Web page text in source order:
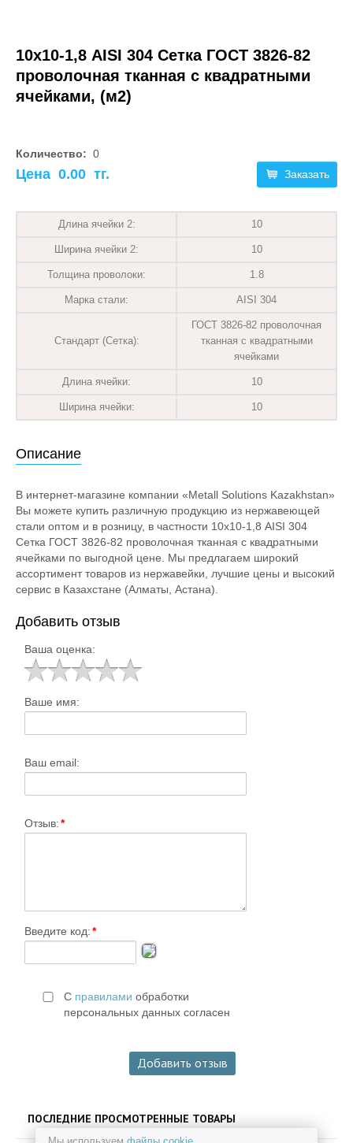
10х10-1,8 AISI 304 Сетка ГОСТ 3826-82
проволочная тканная с квадратными
ячейками, (м2)
Количество: 0
Заказать
Цена 0.00 тг.
Длина ячейки 2: 10
Ширина ячейки 2: 10
Толщина проволоки: 1.8
Марка стали: AISI 304
Стандарт (Сетка):
ГОСТ 3826-82 проволочная
тканная с квадратными
ячейками
Длина ячейки: 10
Ширина ячейки: 10
Описание
В интернет-магазине компании «Metall Solutions Kazakhstan»
Вы можете купить различную продукцию из нержавеющей
стали оптом и в розницу, в частности 10х10-1,8 AISI 304
Сетка ГОСТ 3826-82 проволочная тканная с квадратными
ячейками по выгодной цене. Мы предлагаем широкий
ассортимент товаров из нержавейки, лучшие цены и высокий
сервис в Казахстане (Алматы, Астана).
Добавить отзыв
Ваша оценка:
Ваше имя:
Ваш email:
Отзыв:*
Введите код:*
С правилами обработки
персональных данных согласен
ПОСЛЕДНИЕ ПРОСМОТРЕННЫЕ ТОВАРЫ